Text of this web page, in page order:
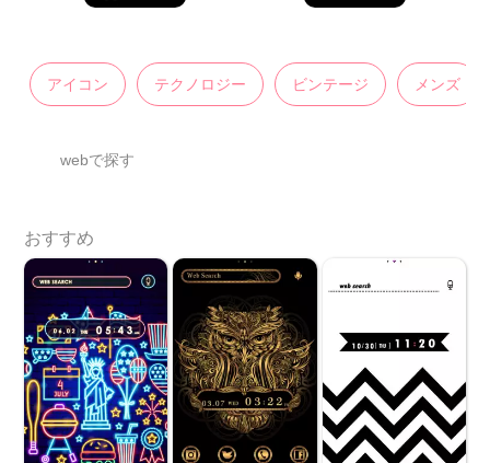
アイコン テクノロジー ビンテージ メンズ
webで探す
おすすめ